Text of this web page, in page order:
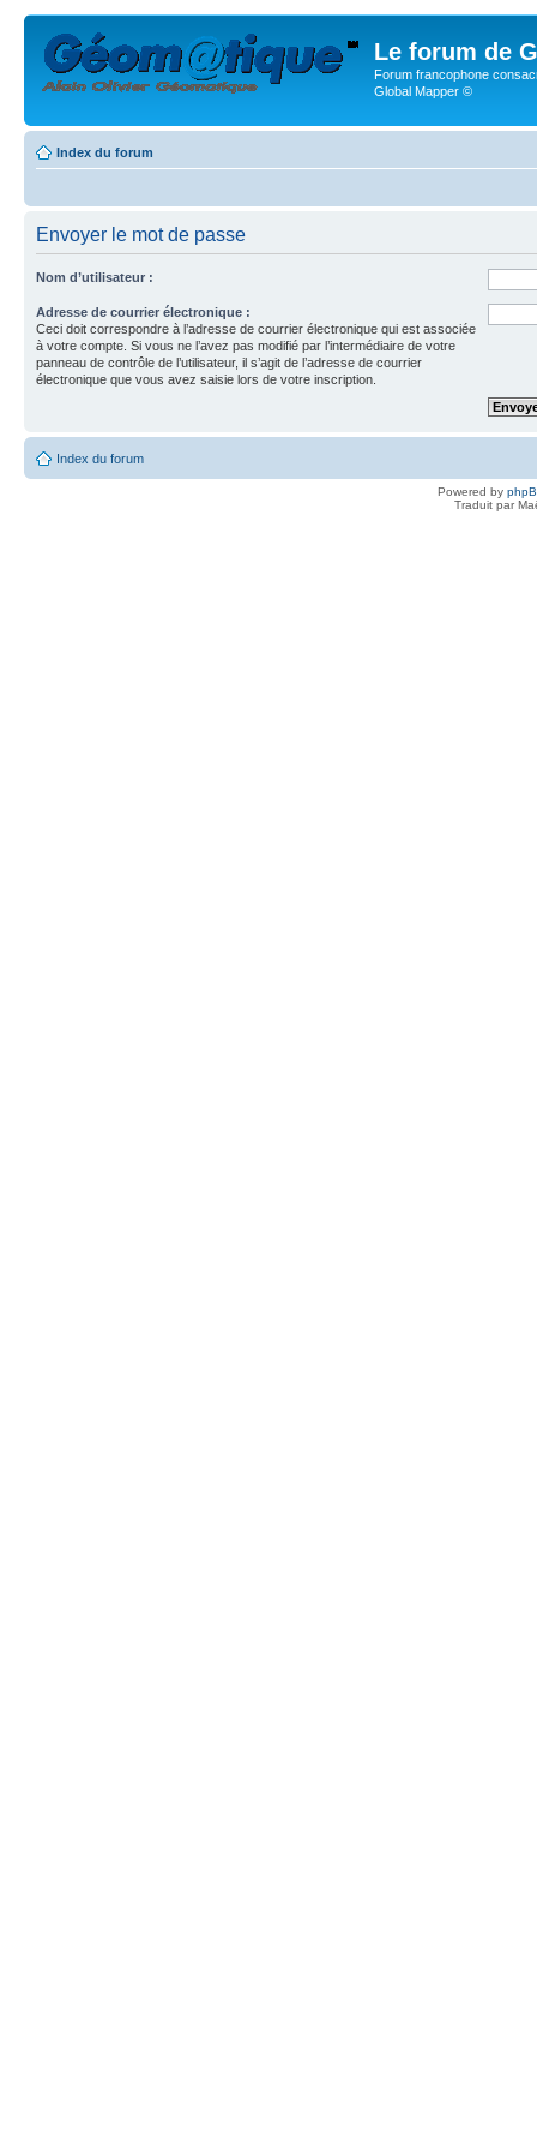
Le forum de
Forum francophone
Global Mapper ©
Index du forum
Envoyer le mot de passe
Nom d’utilisateur :
Adresse de courrier électronique :
Ceci doit correspondre à l’adresse de courrier électronique qui est associée
à votre compte. Si vous ne l’avez pas modifié par l’intermédiaire de votre
panneau de contrôle de l’utilisateur, il s’agit de l’adresse de courrier
électronique que vous avez saisie lors de votre inscription.
Index du forum
Powered by
Traduit par